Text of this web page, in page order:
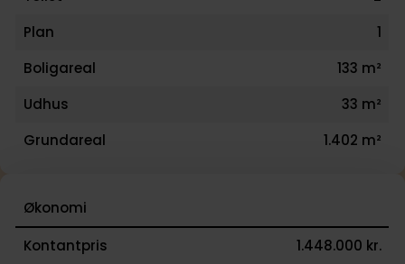
Plan
1
Boligareal
133 m²
Udhus
33 m²
Grundareal
1.402 m²
Økonomi
Kontantpris
1.448.000 kr.